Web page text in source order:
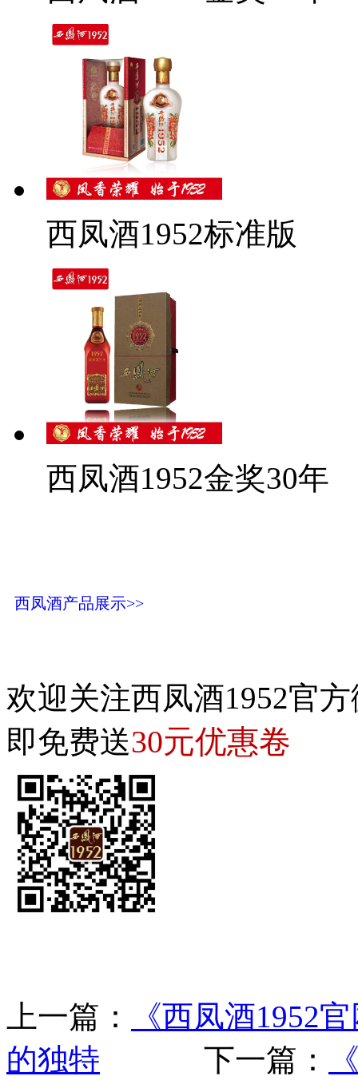
西凤酒1952标准版
西凤酒1952金奖30年
西凤酒产品展示>>
欢迎关注西凤酒1952官
即免费送30元优惠卷
上一篇：
《西凤酒1952
的独特 下一篇：